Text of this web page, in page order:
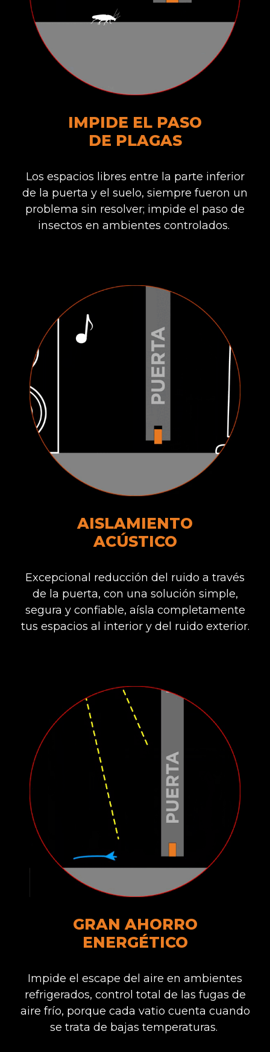
IMPIDE EL PASO
DE PLAGAS
Los espacios libres entre la parte inferior
de la puerta y el suelo, siempre fueron un
problema sin resolver; impide el paso de
insectos en ambientes controlados.
AISLAMIENTO
ACÚSTICO
Excepcional reducción del ruido a través
de la puerta, con una solución simple,
segura y confiable, aísla completamente
tus espacios al interior y del ruido exterior.
GRAN AHORRO
ENERGÉTICO
Impide el escape del aire en ambientes
refrigerados, control total de las fugas de
aire frío, porque cada vatio cuenta cuando
se trata de bajas temperaturas.